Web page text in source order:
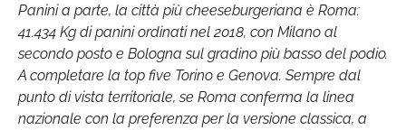
Panini a parte, la città più cheeseburgeriana è Roma:
41.434 Kg di panini ordinati nel 2018, con Milano al
secondo posto e Bologna sul gradino più basso del podio.
A completare la top five Torino e Genova. Sempre dal
punto di vista territoriale, se Roma conferma la linea
nazionale con la preferenza per la versione classica, a